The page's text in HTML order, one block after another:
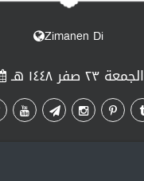
Zimanen Di
الجمعة ٢٣ صفر ١٤٤٨ هـ